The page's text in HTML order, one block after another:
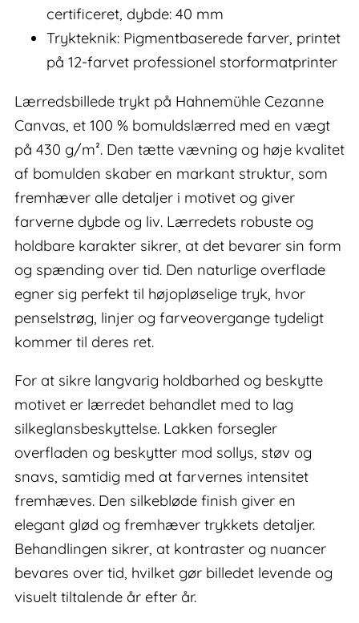
certificeret, dybde: 40 mm
Trykteknik: Pigmentbaserede farver, printet
på 12-farvet professionel storformatprinter
Lærredsbillede trykt på Hahnemühle Cezanne
Canvas, et 100 % bomuldslærred med en vægt
på 430 g/m². Den tætte vævning og høje kvalitet
af bomulden skaber en markant struktur, som
fremhæver alle detaljer i motivet og giver
farverne dybde og liv. Lærredets robuste og
holdbare karakter sikrer, at det bevarer sin form
og spænding over tid. Den naturlige overflade
egner sig perfekt til højopløselige tryk, hvor
penselstrøg, linjer og farveovergange tydeligt
kommer til deres ret.
For at sikre langvarig holdbarhed og beskytte
motivet er lærredet behandlet med to lag
silkeglansbeskyttelse. Lakken forsegler
overfladen og beskytter mod sollys, støv og
snavs, samtidig med at farvernes intensitet
fremhæves. Den silkebløde finish giver en
elegant glød og fremhæver trykkets detaljer.
Behandlingen sikrer, at kontraster og nuancer
bevares over tid, hvilket gør billedet levende og
visuelt tiltalende år efter år.